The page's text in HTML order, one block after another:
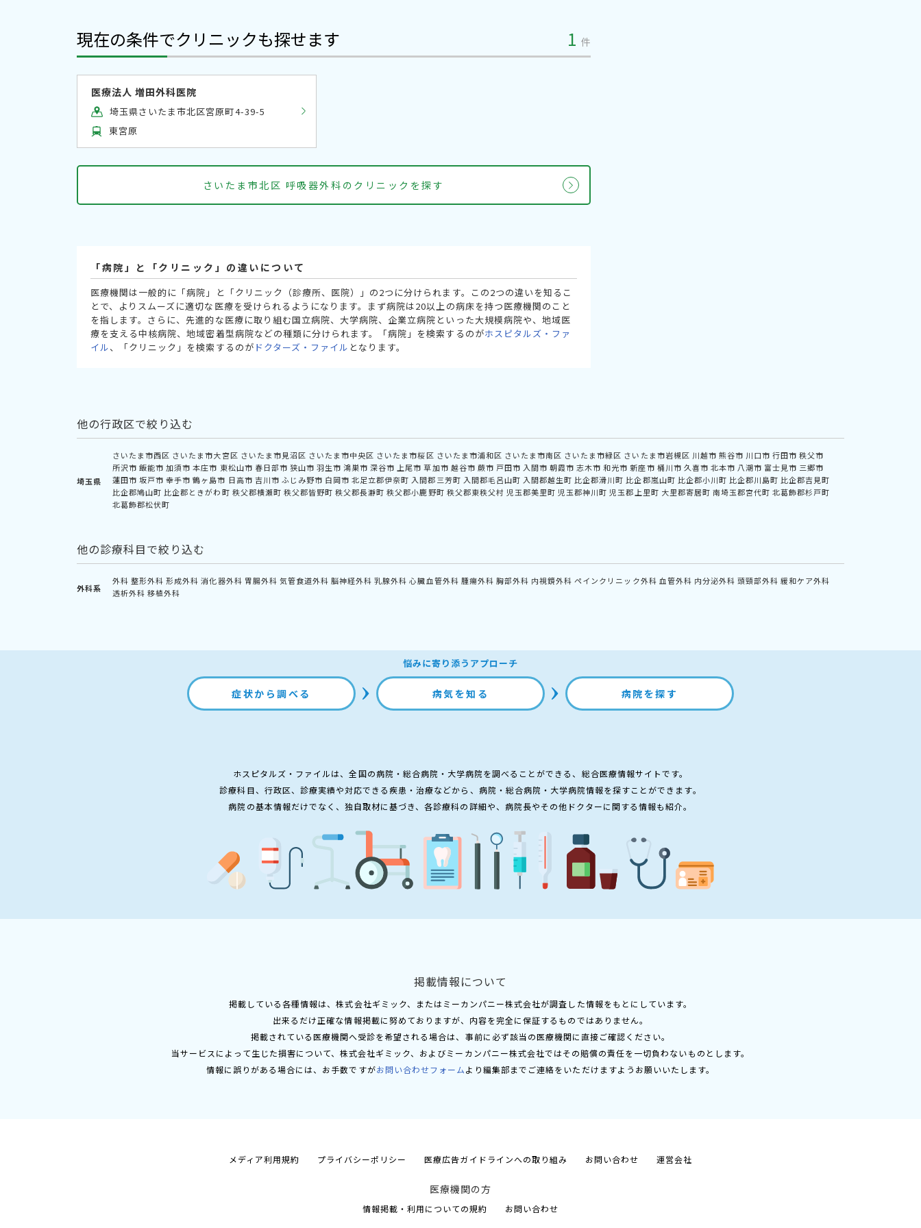
現在の条件でクリニックも探せます 1 件
医療法人 増田外科医院
埼玉県さいたま市北区宮原町4-39-5
東宮原
さいたま市北区 呼吸器外科のクリニックを探す
「病院」と「クリニック」の違いについて
医療機関は一般的に「病院」と「クリニック（診療所、医院）」の2つに分けられます。この2つの違いを知るこ
とで、よりスムーズに適切な医療を受けられるようになります。まず病院は20以上の病床を持つ医療機関のこと
を指します。さらに、先進的な医療に取り組む国立病院、大学病院、企業立病院といった大規模病院や、地域医
療を支える中核病院、地域密着型病院などの種類に分けられます。「病院」を検索するのがホスピタルズ・ファ
イル、「クリニック」を検索するのが ドクターズ・ファイル となります。
他の行政区で絞り込む
埼玉県
さいたま市西区 さいたま市大宮区 さいたま市見沼区 さいたま市中央区 さいたま市桜区 さいたま市浦和区 さいたま市南区 さいたま市緑区 さいたま市岩槻区 川越市 熊谷市 川口市 行田市 秩父市
所沢市 飯能市 加須市 本庄市 東松山市 春日部市 狭山市 羽生市 鴻巣市 深谷市 上尾市 草加市 越谷市 蕨市 戸田市 入間市 朝霞市 志木市 和光市 新座市 桶川市 久喜市 北本市 八潮市 富士見市 三郷市
蓮田市 坂戸市 幸手市 鶴ヶ島市 日高市 吉川市 ふじみ野市 白岡市 北足立郡伊奈町 入間郡三芳町 入間郡毛呂山町 入間郡越生町 比企郡滑川町 比企郡嵐山町 比企郡小川町 比企郡川島町 比企郡吉見町
比企郡鳩山町 比企郡ときがわ町 秩父郡横瀬町 秩父郡皆野町 秩父郡長瀞町 秩父郡小鹿野町 秩父郡東秩父村 児玉郡美里町 児玉郡神川町 児玉郡上里町 大里郡寄居町 南埼玉郡宮代町 北葛飾郡杉戸町
北葛飾郡松伏町
他の診療科目で絞り込む
外科系
外科 整形外科 形成外科 消化器外科 胃腸外科 気管食道外科 脳神経外科 乳腺外科 心臓血管外科 腫瘍外科 胸部外科 内視鏡外科 ペインクリニック外科 血管外科 内分泌外科 頭頸部外科 緩和ケア外科
透析外科 移植外科
悩みに寄り添うアプローチ
症状から調べる 病気を知る 病院を探す
ホスピタルズ・ファイルは、全国の病院・総合病院・大学病院を調べることができる、総合医療情報サイトです。
診療科目、行政区、診療実績や対応できる疾患・治療などから、病院・総合病院・大学病院情報を探すことができます。
病院の基本情報だけでなく、独自取材に基づき、各診療科の詳細や、病院長やその他ドクターに関する情報も紹介。
掲載情報について
掲載している各種情報は、株式会社ギミック、またはミーカンパニー株式会社が調査した情報をもとにしています。
出来るだけ正確な情報掲載に努めておりますが、内容を完全に保証するものではありません。
掲載されている医療機関へ受診を希望される場合は、事前に必ず該当の医療機関に直接ご確認ください。
当サービスによって生じた損害について、株式会社ギミック、およびミーカンパニー株式会社ではその賠償の責任を一切負わないものとします。
情報に誤りがある場合には、お手数ですがお問い合わせフォームより編集部までご連絡をいただけますようお願いいたします。
メディア利用規約 プライバシーポリシー 医療広告ガイドラインへの取り組み お問い合わせ 運営会社
医療機関の方
情報掲載・利用についての規約 お問い合わせ